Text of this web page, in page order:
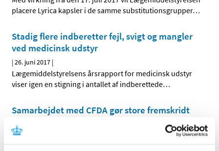
placere Lyrica kapsler i de samme substitutionsgrupper…
Stadig flere indberetter fejl, svigt og mangler
ved medicinsk udstyr
|26. juni 2017 |
Lægemiddelstyrelsens årsrapport for medicinsk udstyr
viser igen en stigning i antallet af indberettede…
Samarbejdet med CFDA gør store fremskridt
|23. juni 2017
Ved det officielle statsbesøg i begyndelsen af maj